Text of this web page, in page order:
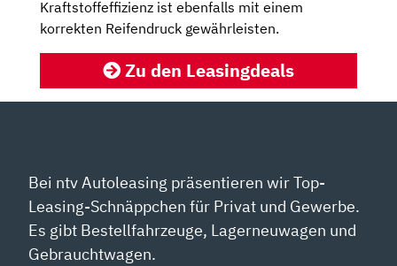
Kraftstoffeffizienz ist ebenfalls mit einem
korrekten Reifendruck gewährleisten.
Zu den Leasingdeals
Bei ntv Autoleasing präsentieren wir Top-
Leasing-Schnäppchen für Privat und Gewerbe.
Es gibt Bestellfahrzeuge, Lagerneuwagen und
Gebrauchtwagen.